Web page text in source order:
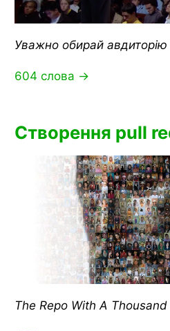
Уважно обирай авдиторію
604 слова →
Створення pull
The Repo With A